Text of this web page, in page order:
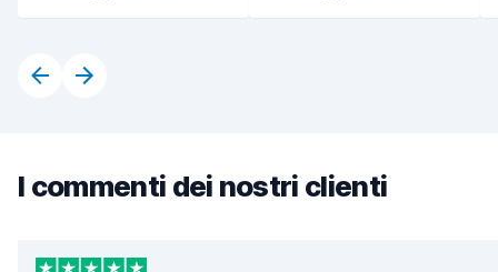
I commenti dei nostri clienti